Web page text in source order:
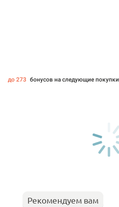
до 273 бонусов на следующие покупки
Рекомендуем вам